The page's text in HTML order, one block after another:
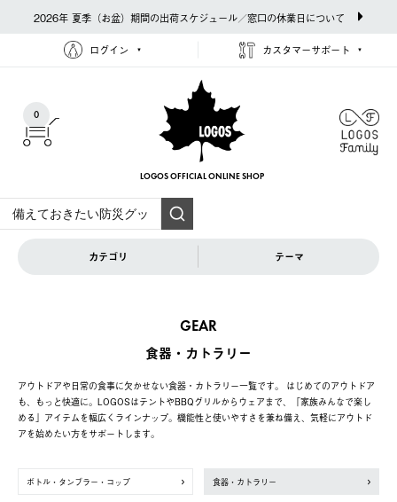
2026年 夏季（お盆）期間の出荷スケジュール／窓口の休業日について
ログイン カスタマーサポート
0
LOGOS OFFICIAL ONLINE SHOP
カテゴリ テーマ
GEAR
食器・カトラリー
アウトドアや日常の食事に欠かせない食器・カトラリー一覧です。 はじめてのアウトドア
も、もっと快適に。LOGOSはテントやBBQグリルからウェアまで、「家族みんなで楽し
める」アイテムを幅広くラインナップ。機能性と使いやすさを兼ね備え、気軽にアウトド
アを始めたい方をサポートします。
ボトル・タンブラー・コップ 食器・カトラリー